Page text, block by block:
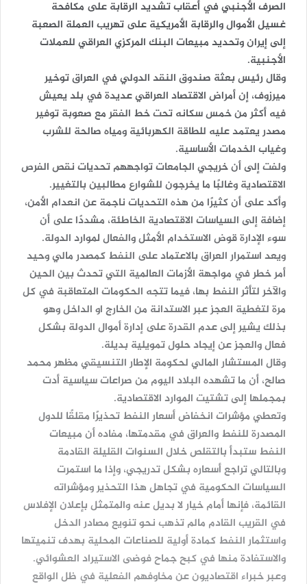
الصرف الأجنبي في أعقاب تشديد الرقابة على مكافحة
غسيل الأموال والرقابة الأمريكية على تهريب العملة الصعبة
إلى إيران وتحديد مبيعات البنك المركزي العراقي للعملات
الأجنبية.
وقال رئيس بعثة صندوق النقد الدولي في العراق توخير
ميرزوف، إن أمراض الاقتصاد العراقي عديدة في بلد يعيش
فيه أكثر من خمس سكانه تحت خط الفقر مع صعوبة توفير
مصدر يعتمد عليه للطاقة الكهربائية ومياه صالحة للشرب
وغياب الخدمات الأساسية.
ولفت إلى أن خريجي الجامعات تواجههم تحديات نقص الفرص
الاقتصادية وغالبًا ما يخرجون للشوارع مطالبين بالتغيير.
وأكد على أن كثيرًا من هذه التحديات ناجمة عن انعدام الأمن،
إضافة إلى السياسات الاقتصادية الخاطئة، مشددًا على أن
سوء الإدارة قوض الاستخدام الأمثل والفعال لموارد الدولة.
ويعد استمرار العراق بالاعتماد على النفط كمصدر مالي وحيد
أمر خطر في مواجهة الأزمات العالمية التي تحدث بين الحين
والآخر لتأثر النفط بها، فيما تتجه الحكومات المتعاقبة في كل
مرة لتغطية العجز عبر الاستدانة من الخارج او الداخل وهو
بذلك يشير إلى عدم القدرة على إدارة أموال الدولة بشكل
فعال والعجز عن إيجاد حلول تمويلية بديلة.
وقال المستشار المالي لحكومة الإطار التنسيقي مظهر محمد
صالح، أن ما تشهده البلاد اليوم من صراعات سياسية أدت
بمجملها إلى تشتيت الموارد الاقتصادية.
وتعطي مؤشرات انخفاض أسعار النفط تحذيرًا مقلقًا للدول
المصدرة للنفط والعراق في مقدمتها، مفاده أن مبيعات
النفط ستبدأ بالتقلص خلال السنوات القليلة القادمة
وبالتالي تراجع أسعاره بشكل تدريجي، وإذا ما استمرت
السياسات الحكومية في تجاهل هذا التحذير ومؤشراته
القائمة، فإنها أمام خيار لا بديل عنه والمتمثل بإعلان الإفلاس
في القريب القادم مالم تذهب نحو تنويع مصادر الدخل
واستثمار النفط كمادة أولية للصناعات المحلية بهدف تنميتها
والاستفادة منها في كبح جماح فوضى الاستيراد العشوائي.
وعبر خبراء اقتصاديون عن مخاوفهم الفعلية في ظل الواقع